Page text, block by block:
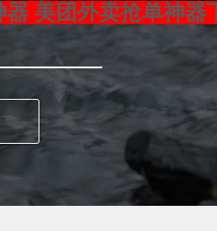
美团外卖抢单神器